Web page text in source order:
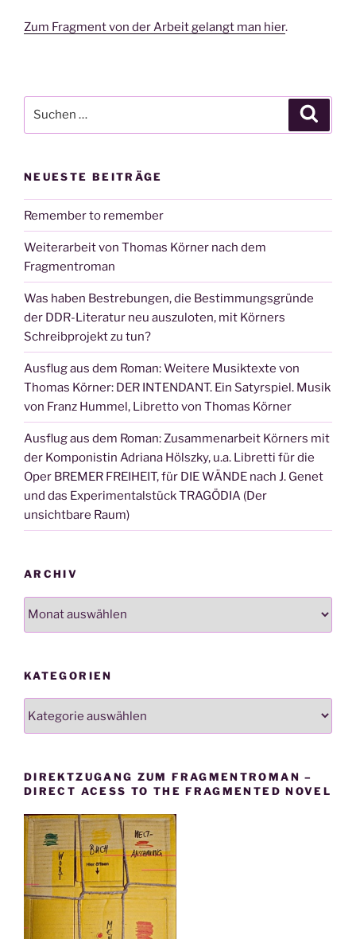
Zum Fragment von der Arbeit gelangt man hier.
nach:
NEUESTE BEITRÄGE
Remember to remember
Weiterarbeit von Thomas Körner nach dem
Fragmentroman
Was haben Bestrebungen, die Bestimmungsgründe
der DDR-Literatur neu auszuloten, mit Körners
Schreibprojekt zu tun?
Ausflug aus dem Roman: Weitere Musiktexte von
Thomas Körner: DER INTENDANT. Ein Satyrspiel. Musik
von Franz Hummel, Libretto von Thomas Körner
Ausflug aus dem Roman: Zusammenarbeit Körners mit
der Komponistin Adriana Hölszky, u.a. Libretti für die
Oper BREMER FREIHEIT, für DIE WÄNDE nach J. Genet
und das Experimentalstück TRAGÖDIA (Der
unsichtbare Raum)
ARCHIV
Archiv
KATEGORIEN
DIREKTZUGANG ZUM FRAGMENTROMAN –
DIRECT ACESS TO THE FRAGMENTED NOVEL